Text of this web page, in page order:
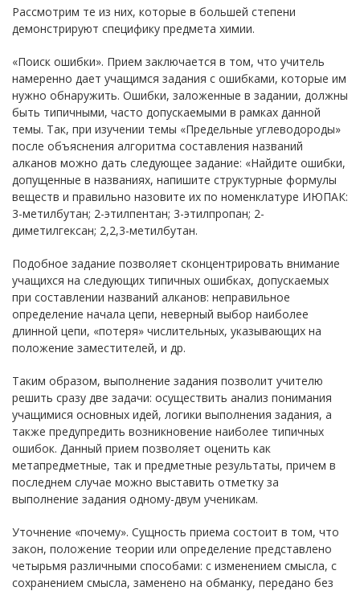
Рассмотрим те из них, которые в большей степени
демонстрируют специфику предмета химии.
«Поиск ошибки». Прием заключается в том, что учитель
намеренно дает учащимся задания с ошибками, которые им
нужно обнаружить. Ошибки, заложенные в задании, должны
быть типичными, часто допускаемыми в рамках данной
темы. Так, при изучении темы «Предельные углеводороды»
после объяснения алгоритма составления названий
алканов можно дать следующее задание: «Найдите ошибки,
допущенные в названиях, напишите структурные формулы
веществ и правильно назовите их по номенклатуре ИЮПАК:
3-метилбутан; 2-этилпентан; 3-этилпропан; 2-
диметилгексан; 2,2,3-метилбутан.
Подобное задание позволяет сконцентрировать внимание
учащихся на следующих типичных ошибках, допускаемых
при составлении названий алканов: неправильное
определение начала цепи, неверный выбор наиболее
длинной цепи, «потеря» числительных, указывающих на
положение заместителей, и др.
Таким образом, выполнение задания позволит учителю
решить сразу две задачи: осуществить анализ понимания
учащимися основных идей, логики выполнения задания, а
также предупредить возникновение наиболее типичных
ошибок. Данный прием позволяет оценить как
метапредметные, так и предметные результаты, причем в
последнем случае можно выставить отметку за
выполнение задания одному-двум ученикам.
Уточнение «почему». Сущность приема состоит в том, что
закон, положение теории или определение представлено
четырьмя различными способами: с изменением смысла, с
сохранением смысла, заменено на обманку, передано без